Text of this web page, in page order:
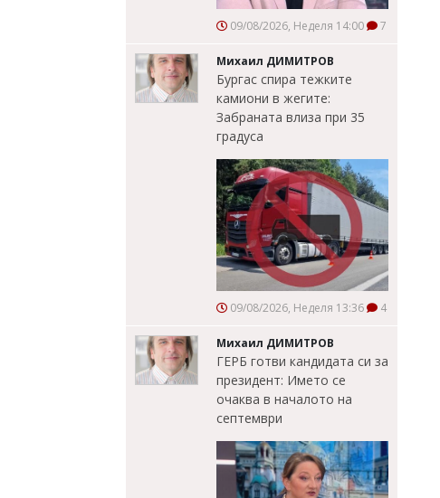
09/08/2026, Неделя 14:00 7
Михаил ДИМИТРОВ
Бургас спира тежките
камиони в жегите:
Забраната влиза при 35
градуса
09/08/2026, Неделя 13:36 4
Михаил ДИМИТРОВ
ГЕРБ готви кандидата си за
президент: Името се
очаква в началото на
септември